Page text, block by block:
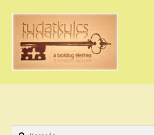
Ugrás
navigációhoz
Kilépés
tartalomba
HÚZZ EGY KÁRTYÁT!
Keresés: